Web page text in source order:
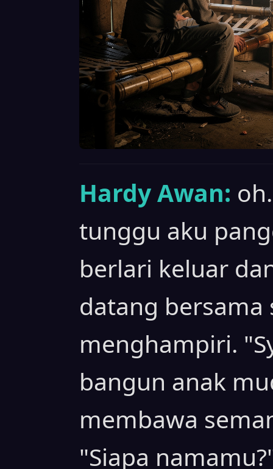
Hardy Awan:
tunggu aku
berlari keluar
datang bersama
menghampiri.
bangun anak
membawa
"Siapa